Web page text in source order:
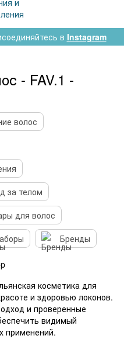
в Instagram
- FAV.1 -
волос
за телом
для волос
Бренды
косметика для
и здоровью локонов.
и проверенные
видимый
применений.